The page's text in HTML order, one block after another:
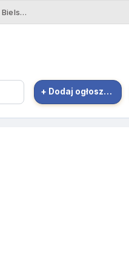
Opiekunka seniorów w Niemczech, 66687 Lockweiler - Ogłoszenie Bielsk Podlaski | eBielsk.pl
+ Dodaj ogłoszenie